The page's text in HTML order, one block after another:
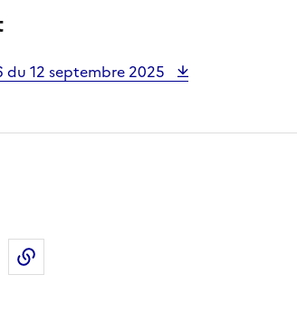
du 12 septembre 2025
Twitter)
sur LinkedIn
Partager par email